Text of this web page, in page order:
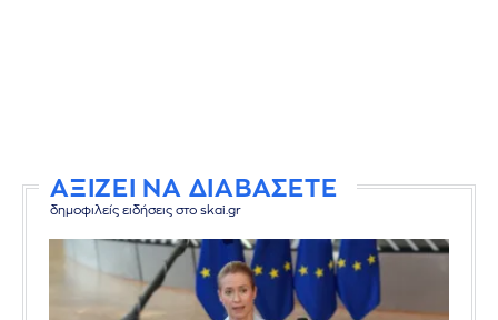
ΑΞΙΖΕΙ ΝΑ ΔΙΑΒΑΣΕΤΕ
δημοφιλείς ειδήσεις στο skai.gr